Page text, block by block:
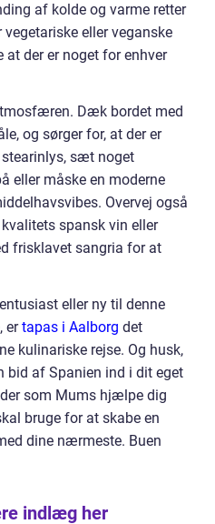
af kolde og varme retter
eller veganske
der er noget for enhver
Dæk bordet med
og sørger for, at der er
sæt noget
eller måske en moderne
Overvej også
spansk vin eller
frisklavet sangria for at
eller ny til denne
ertapas i Aalborg det
kulinariske rejse. Og husk,
bid af Spanien ind i dit eget
som Mums hjælpe dig
bruge for at skabe en
dine nærmeste. Buen
indlæg her